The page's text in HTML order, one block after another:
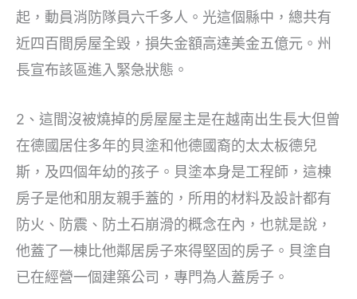
起，動員消防隊員六千多人。光這個縣中，總共有
近四百間房屋全毀，損失金額高達美金五億元。州
長宣布該區進入緊急狀態。
2、這間沒被燒掉的房屋屋主是在越南出生長大但曾
在德國居住多年的貝塗和他德國裔的太太板德兒
斯，及四個年幼的孩子。貝塗本身是工程師，這棟
房子是他和朋友親手蓋的，所用的材料及設計都有
防火、防震、防土石崩滑的概念在內，也就是說，
他蓋了一棟比他鄰居房子來得堅固的房子。貝塗自
已在經營一個建築公司，專門為人蓋房子。